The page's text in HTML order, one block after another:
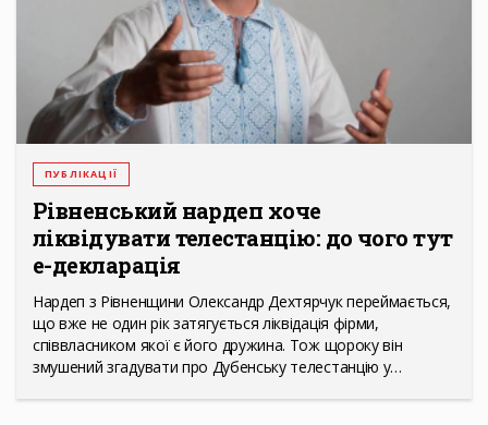
ПУБЛІКАЦІЇ
Рівненський нардеп хоче
ліквідувати телестанцію: до чого тут
е-декларація
Нардеп з Рівненщини Олександр Дехтярчук переймається,
що вже не один рік затягується ліквідація фірми,
співвласником якої є його дружина. Тож щороку він
змушений згадувати про Дубенську телестанцію у…